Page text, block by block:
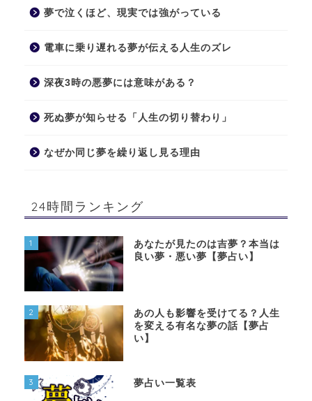
夢で泣くほど、現実では強がっている
電車に乗り遅れる夢が伝える人生のズレ
深夜3時の悪夢には意味がある？
死ぬ夢が知らせる「人生の切り替わり」
なぜか同じ夢を繰り返し見る理由
24時間ランキング
1
あなたが見たのは吉夢？本当は
良い夢・悪い夢【夢占い】
2
あの人も影響を受けてる？人生
を変える有名な夢の話【夢占
い】
3 夢占い一覧表